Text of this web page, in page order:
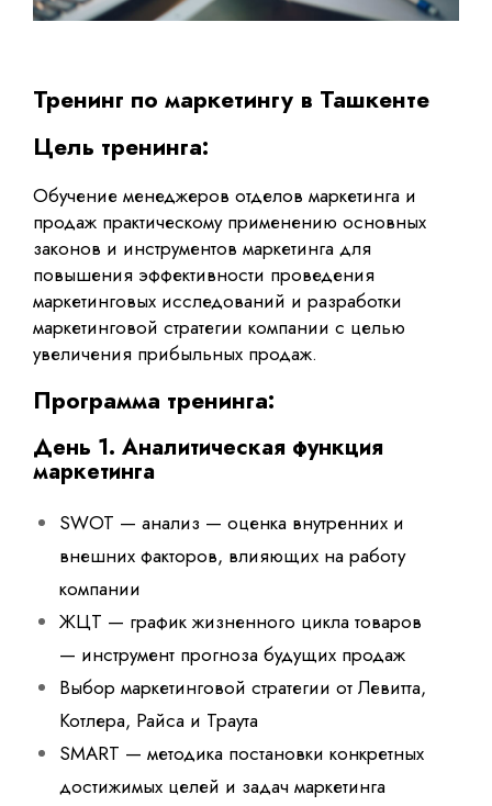
Тренинг по маркетингу в Ташкенте
Цель тренинга:
Обучение менеджеров отделов маркетинга и
продаж практическому применению основных
законов и инструментов маркетинга для
повышения эффективности проведения
маркетинговых исследований и разработки
маркетинговой стратегии компании с целью
увеличения прибыльных продаж.
Программа тренинга:
День 1. Аналитическая функция
маркетинга
SWOT — анализ — оценка внутренних и
внешних факторов, влияющих на работу
компании
ЖЦТ — график жизненного цикла товаров
— инструмент прогноза будущих продаж
Выбор маркетинговой стратегии от Левитта,
Котлера, Райса и Траута
SMART — методика постановки конкретных
достижимых целей и задач маркетинга